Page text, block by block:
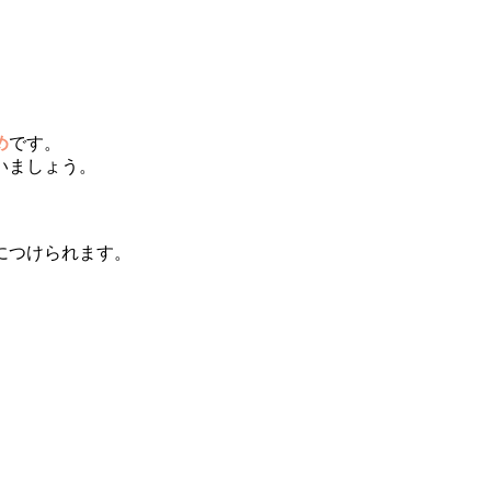
です。
しょう。
けられます。